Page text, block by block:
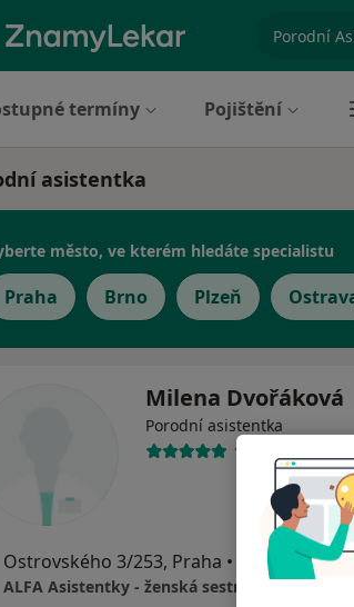
termíny Pojištění
asistentka
město, ve kterém hledáte specialistu
Praha Brno Plzeň
Milena Dvořáková
Porodní asistentka
1 názor
Ostrovského 3/253, Praha • Mapa
ALFA Asistentky - ženská sestra